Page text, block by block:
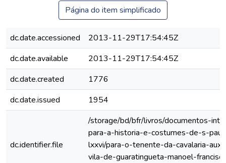
Página do item simplificado
dc.date.accessioned
2013-11-29T17:54:45Z
dc.date.available
2013-11-29T17:54:45Z
dc.date.created
1776
dc.date.issued
1954
dc.identifier.file
/storage/bd/bfr/livros/documentos-
para-a-historia-e-costumes-de-s-
lxxvi/para-o-tenente-da-cavalaria-
vila-de-guaratingueta-manoel-